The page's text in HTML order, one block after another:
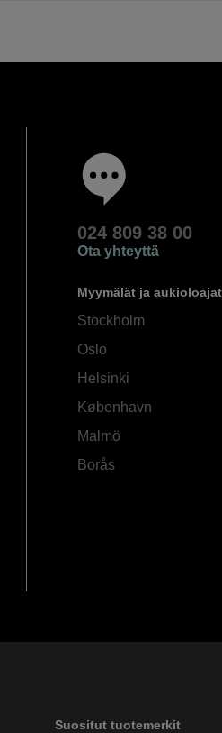
024 809 38 00
Ota yhteyttä
Myymälät ja aukioloajat
Stockholm
Oslo
Helsinki
København
Malmö
Borås
Suositut tuotemerkit